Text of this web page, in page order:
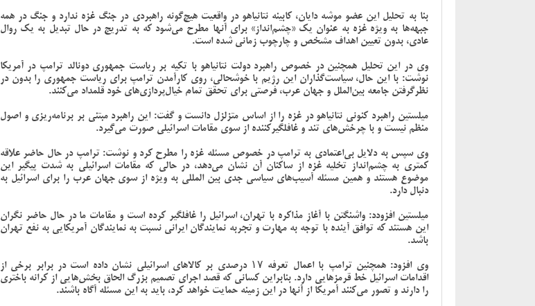
بنا به تحلیل این عضو موشه دایان، کابینه نتانیاهو در واقعیت هیچ‌گونه راهبردی در جنگ غزه ندارد و جنگ در همه
جبهه‌ها به ویژه غزه به عنوان یک «چشم‌انداز» برای آنها مطرح می‌شود که به تدریج در حال تبدیل به یک روال
عادی، بدون تعیین اهداف مشخص و چارچوب زمانی شده است.
وی در این تحلیل همچنین در خصوص راهبرد دولت نتانیاهو با تکیه بر ریاست جمهوری دونالد ترامپ در آمریکا
نوشت: با این حال، سیاست‌گذاران این رژیم با خوشحالی، روی کارآمدن ترامپ برای ریاست جمهوری را بدون در
نظرگرفتن جامعه بین‌الملل و جهان عرب، فرصتی برای تحقق تمام خیال‌پردازی‌های خود قلمداد می‌کنند.
میلستین راهبرد کنونی نتانیاهو در غزه را از اساس متزلزل دانست و گفت: این راهبرد مبتنی بر برنامه‌ریزی و اصول
منظم نیست و با چرخش‌های تند و غافلگیرکننده از سوی مقامات اسرائیلی صورت می‌گیرد.
وی سپس به دلایل بی‌اعتمادی به ترامپ در خصوص مسئله غزه را مطرح کرد و نوشت: ترامپ در حال حاضر علاقه
کمتری به چشم‌انداز تخلیه غزه از ساکنان آن نشان می‌دهد، در حالی که مقامات اسرائیلی به شدت پیگیر این
موضوع هستند و همین مسئله آسیب‌های سیاسی جدی بین المللی به ویژه از سوی جهان عرب را برای اسرائیل به
دنبال دارد.
میلستین افزودد: واشنگتن با آغاز مذاکره با تهران، اسرائیل را غافلگیر کرده است و مقامات ما در حال حاضر نگران
این هستند که توافق آینده با توجه به مهارت و تجربه نمایندگان ایرانی نسبت به نمایندگان آمریکایی به نفع تهران
باشد.
وی افزود: همچنین ترامپ با اعمال تعرفه ۱۷ درصدی بر کالاهای اسرائیلی نشان داده است در برابر برخی از
اقدامات اسرائیل خط قرمزهایی دارد. بنابراین کسانی که قصد اجرای تصمیم بزرگ الحاق بخش‌هایی از کرانه باختری
را دارند و تصور می‌کنند آمریکا از آنها در این زمینه حمایت خواهد کرد، باید به این مسئله آگاه باشند.